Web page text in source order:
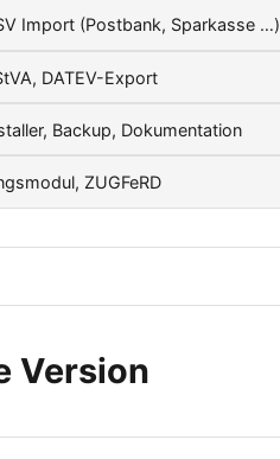
Import (Postbank, Sparkasse …)
DATEV-Export
Backup, Dokumentation
ZUGFeRD
Version